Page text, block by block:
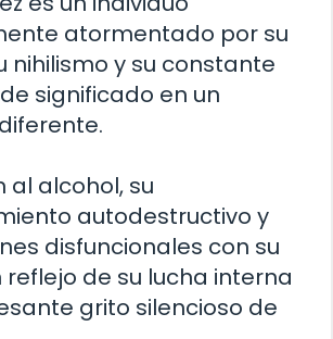
atormentado por su
nihilismo y su constante
significado en un
al alcohol, su
autodestructivo y
disfuncionales con su
de su lucha interna
grito silencioso de